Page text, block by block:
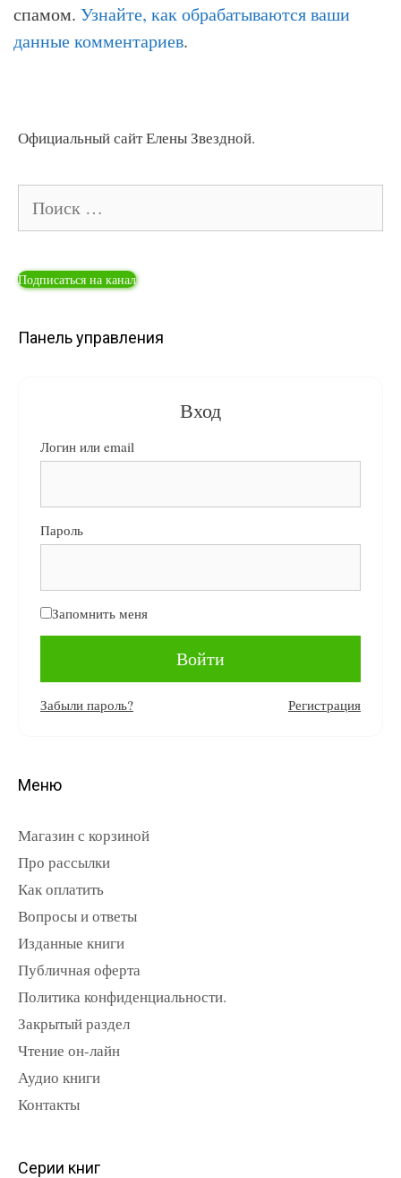
спамом. Узнайте, как обрабатываются ваши
данные комментариев.
Официальный сайт Елены Звездной.
Подписаться на канал
Панель управления
Вход
Логин или email
Пароль
Запомнить меня
Забыли пароль? Регистрация
Меню
Магазин с корзиной
Про рассылки
Как оплатить
Вопросы и ответы
Изданные книги
Публичная оферта
Политика конфиденциальности.
Закрытый раздел
Чтение он-лайн
Аудио книги
Контакты
Серии книг